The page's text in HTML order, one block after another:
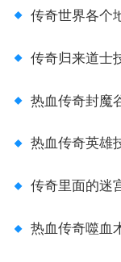
传奇世界各个
传奇归来道士
热血传奇封魔
热血传奇英雄
传奇里面的迷
热血传奇噬血